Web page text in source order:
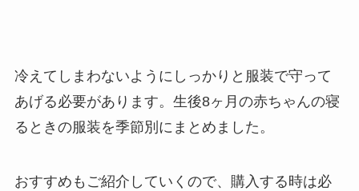
冷えてしまわないようにしっかりと服装で守って
あげる必要があります。生後8ヶ月の赤ちゃんの寝
るときの服装を季節別にまとめました。
おすすめもご紹介していくので、購入する時は必